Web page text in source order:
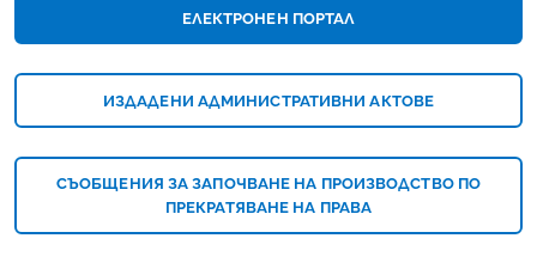
ЕЛЕКТРОНЕН ПОРТАЛ
ИЗДАДЕНИ АДМИНИСТРАТИВНИ АКТОВЕ
СЪОБЩЕНИЯ ЗА ЗАПОЧВАНЕ НА ПРОИЗВОДСТВО ПО
ПРЕКРАТЯВАНЕ НА ПРАВА